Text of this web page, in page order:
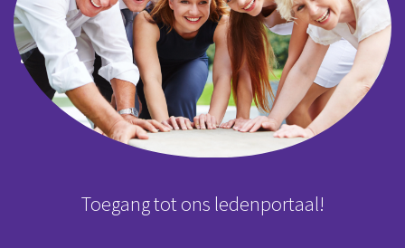
Toegang tot ons ledenportaal!